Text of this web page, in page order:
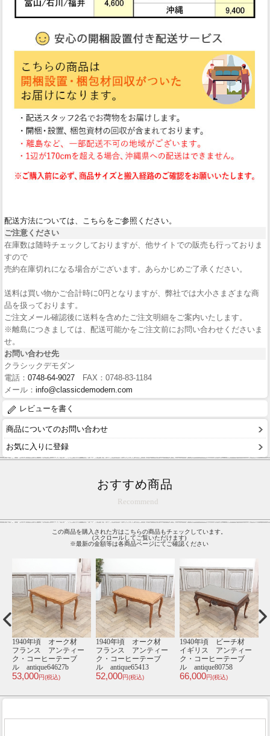
配送方法については、こちらをご参照ください。
ご注意ください
在庫数は随時チェックしておりますが、他サイトでの販売も行っておりま
すので
売約在庫切れになる場合がございます。あらかじめご了承ください。
送料は買い物かご合計時に0円となりますが、弊社では大小さまざまな商
品を扱っております。
ご注文メール確認後に送料を含めたご注文明細をご案内いたします。
※離島につきましては、配送可能かをご注文前にお問い合わせくださいま
せ。
お問い合わせ先
クラシックデモダン
電話： 0748-64-9027 FAX：0748-83-1184
メール： info@classicdemodern.com
レビューを書く
商品についてのお問い合わせ
お気に入りに登録
おすすめ商品
Recommend
この商品を購入された方はこちらの商品もチェックしています。
(スクロールしてご覧いただけます)
※最新の金額等は各商品ページにてご確認ください
1930年頃 ビーチ材
イギリス アンティー
ク・チェア
antique81001d
32,000円(税込)
1930年頃 オーク材
フランス アンティー
ク・コーヒーテーブ
ル antique65465
52,000円(税込)
1930年頃 オーク材
フランス アンティー
ク・ドレッサー
antique65576
148,000円(税込)